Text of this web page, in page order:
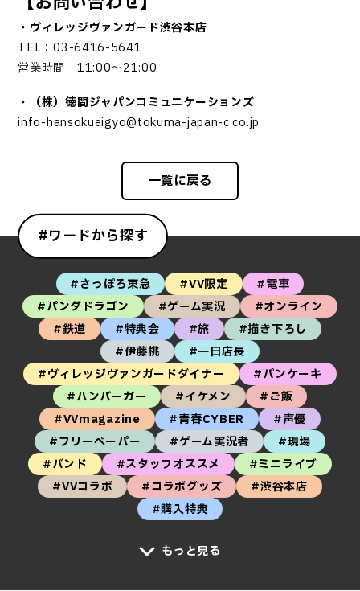
・ヴィレッジヴァンガード渋谷本店
TEL：03-6416-5641
営業時間 11:00～21:00
・（株）徳間ジャパンコミュニケーションズ
info-hansokueigyo@tokuma-japan-c.co.jp
一覧に戻る
#ワードから探す
#さっぽろ東急 #VV限定
#電車
#パンダドラゴン
#ゲーム実況
#オンライン
#鉄道
#特典会 #旅
#描き下ろし
#伊藤桃
#一日店長
#ヴィレッジヴァンガードダイナー
#パンケーキ
#ハンバーガー
#イケメン
#ご飯
#VVmagazine
#青春CYBER
#声優
#フリーペーパー
#ゲーム実況者
#現場
#バンド
#スタッフオススメ
#ミニライブ
#VVコラボ
#コラボグッズ
#渋谷本店
#購入特典
もっと見る